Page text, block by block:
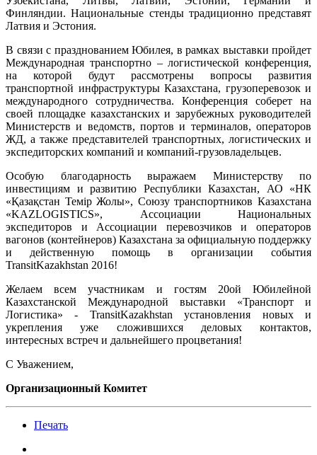
Финляндии. Национальные стенды традиционно представят
Латвия и Эстония.
В связи с празднованием Юбилея, в рамках выставки пройдет
Международная транспортно – логистической конференция,
на которой будут рассмотрены вопросы развития
транспортной инфраструктуры Казахстана, грузоперевозок и
международного сотрудничества. Конференция соберет на
своей площадке казахстанских и зарубежных руководителей
Министерств и ведомств, портов и терминалов, операторов
ЖД, а также представителей транспортных, логистических и
экспедиторских компаний и компаний-грузовладельцев.
Особую благодарность выражаем Министерству по
инвестициям и развитию Республики Казахстан, АО «НК
«Қазақстан Темір Жолы», Союзу транспортников Казахстана
«KAZLOGISTICS», Ассоциации Национальных
экспедиторов и Ассоциации перевозчиков и операторов
вагонов (контейнеров) Казахстана за официальную поддержку
и действенную помощь в организации события
TransitKazakhstan 2016!
Желаем всем участникам и гостям 20ой Юбилейной
Казахстанской Международной выставки «Транспорт и
Логистика» - TransitKazakhstan установления новых и
укрепления уже сложившихся деловых контактов,
интересных встреч и дальнейшего процветания!
С Уважением,
Организационный Комитет
Печать